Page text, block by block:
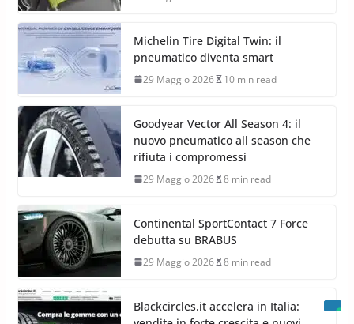
Michelin Tire Digital Twin: il
pneumatico diventa smart
29 Maggio 2026 10 min read
Goodyear Vector All Season 4: il
nuovo pneumatico all season che
rifiuta i compromessi
29 Maggio 2026 8 min read
Continental SportContact 7 Force
debutta su BRABUS
29 Maggio 2026 8 min read
Blackcircles.it accelera in Italia: